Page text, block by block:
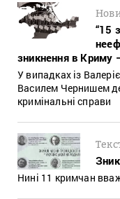
“15
зникнення в Криму
У випадках із
Василем Чернишем
кримінальні справи
Нині 11 кримчан